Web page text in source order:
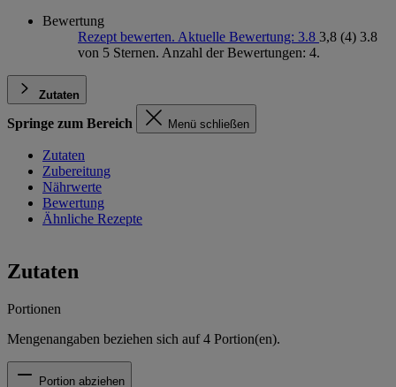
Bewertung
Rezept bewerten. Aktuelle Bewertung: 3.8 3,8 (4) 3.8
von 5 Sternen. Anzahl der Bewertungen: 4.
Zutaten
Springe zum Bereich Menü schließen
Zutaten
Zubereitung
Nährwerte
Bewertung
Ähnliche Rezepte
Zutaten
Portionen
Mengenangaben beziehen sich auf4 Portion(en).
Portion abziehen